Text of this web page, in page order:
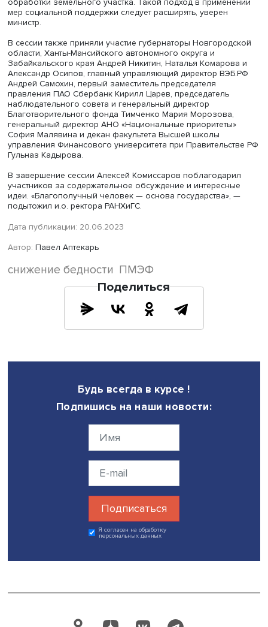
Антон Котяков, фото: Михаил Варушичев / Фонд Росконгресс
Примером клиентоцентричного подхода он назвал
социальный контракт, позволяющий улучшить
большинства заключивших его семей и многим из них
из бедности. Речь идет не только о пособиях, но и о
в организации промыслов и выделении техники для
обработки земельного участка. Такой подход в
мер социальной поддержки следует расширять, уверен
Забайкальского края Андрей Никитин, Наталья
Андрей Самохин, первый заместитель председателя
правления ПАО Сбербанк Кирилл Царев, председатель
наблюдательного совета и генеральный директор
София Малявина и декан факультета Высшей школы
управления Финансового университета при
В завершение сессии Алексей Комиссаров
идеи. «Благополучный человек — основа
подытожил и.о. ректора РАНХиГС.
снижение бедности ПМЭФ
Поделиться